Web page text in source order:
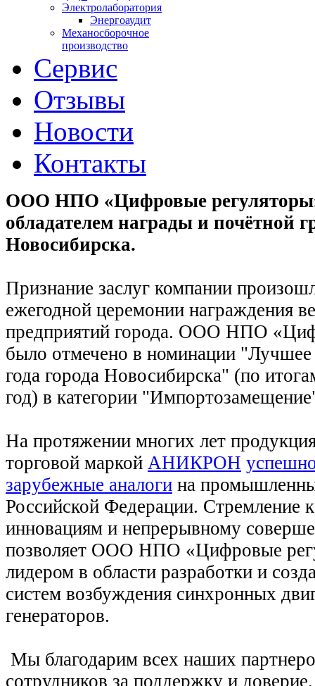
Электролаборатория
Энергоаудит
Механосборочное
производство
Сервис
Отзывы
Новости
Контакты
ООО НПО «Цифровые
обладателем награды и почётной
Новосибирска.
Признание заслуг компании
ежегодной церемонии награждения
предприятий города. ООО НПО
было отмечено в номинации "Лучшее
года города Новосибирска" (по
год) в категории
На протяжении многих лет
торговой маркой АНИКРОН
зарубежные аналоги на
Российской Федерации. Стремление к
инновациям и непрерывному
позволяет ООО НПО «Цифровые
лидером в области разработки и
систем возбуждения синхронных
генераторов.
Мы благодарим всех наших
сотрудников за поддержку и